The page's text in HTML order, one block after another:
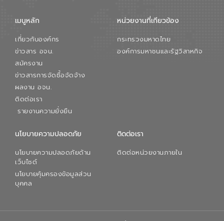
เมนูหลัก
เกี่ยวกับองค์กร
ข่าวสาร อจน.
สมัครงาน
ข่าวสารการจัดซื้อจัดจ้าง
ผลงาน อจน.
ติดต่อเรา
รายงานความยั่งยืน
หน่วยงานที่เกียวข้อง
กระทรวงมหาดไทย
องค์การมหาชนและรัฐวิสาหกิจ
นโยบายความปลอดภัย
นโยบายความปลอดภัยด้าน
เว็บไซต์
นโยบายคุ้มครองข้อมูลส่วน
บุคคล
ติดต่อเรา
ติดต่อหน่วยงานภายใน